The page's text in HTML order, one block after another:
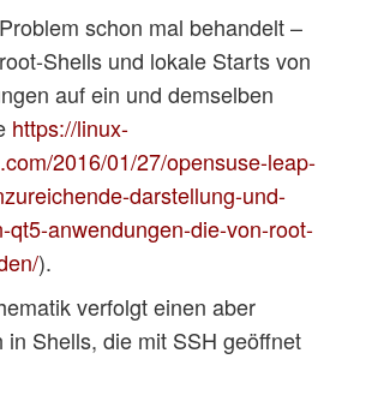
schon mal behandelt –
Shells und lokale Starts von
auf ein und demselben
https://linux-
2016/01/27/opensuse-leap-
darstellung-und-
qt5-anwendungen-die-von-root-
).
verfolgt einen aber
in Shells, die mit SSH geöffnet